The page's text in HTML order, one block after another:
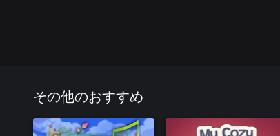
その他のおすすめ